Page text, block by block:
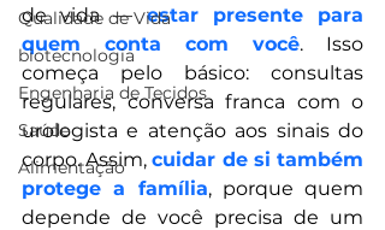
Qualidade de Vida
biotecnologia
Engenharia de Tecidos
Saúde
Alimentação
de vida — estar presente para
quem conta com você. Isso
começa pelo básico: consultas
regulares, conversa franca com o
urologista e atenção aos sinais do
corpo. Assim, cuidar de si também
protege a família, porque quem
depende de você precisa de um